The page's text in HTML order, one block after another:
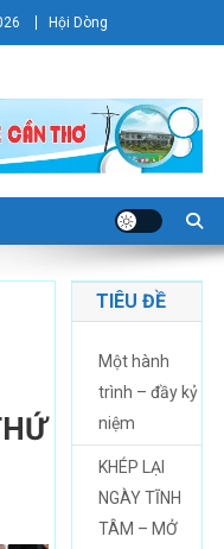
Hội Dòng
TIÊU ĐỀ
Một hành
trình – đầy kỷ
niệm
KHÉP LẠI
NGÀY TĨNH
TÂM – MỞ